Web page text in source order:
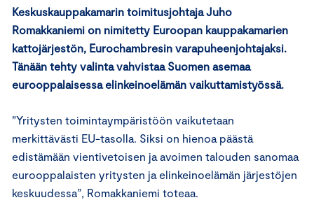
Keskuskauppakamarin toimitusjohtaja Juho
Romakkaniemi on nimitetty Euroopan kauppakamarien
kattojärjestön, Eurochambresin varapuheenjohtajaksi.
Tänään tehty valinta vahvistaa Suomen asemaa
eurooppalaisessa elinkeinoelämän vaikuttamistyössä.
”Yritysten toimintaympäristöön vaikutetaan
merkittävästi EU-tasolla. Siksi on hienoa päästä
edistämään vientivetoisen ja avoimen talouden sanomaa
eurooppalaisten yritysten ja elinkeinoelämän järjestöjen
keskuudessa”, Romakkaniemi toteaa.